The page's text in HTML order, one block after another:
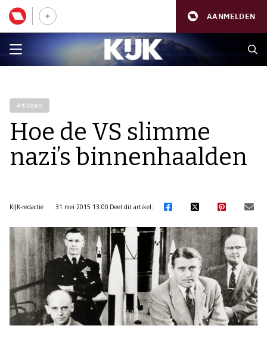
AANMELDEN
Artikelen
Hoe de VS slimme
nazi’s binnenhaalden
KIJK-redactie 31 mei 2015 13:00 Deel dit artikel: